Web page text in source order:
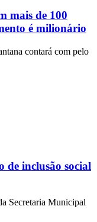
mais de 100
é milionário
contará com pelo
de inclusão social
Secretaria Municipal